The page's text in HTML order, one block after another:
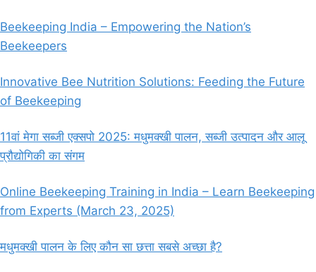
Beekeeping India – Empowering the Nation’s
Beekeepers
Innovative Bee Nutrition Solutions: Feeding the Future
of Beekeeping
11वां मेगा सब्जी एक्सपो 2025: मधुमक्खी पालन, सब्जी उत्पादन और आलू
प्रौद्योगिकी का संगम
Online Beekeeping Training in India – Learn Beekeeping
from Experts (March 23, 2025)
मधुमक्खी पालन के लिए कौन सा छत्ता सबसे अच्छा है?